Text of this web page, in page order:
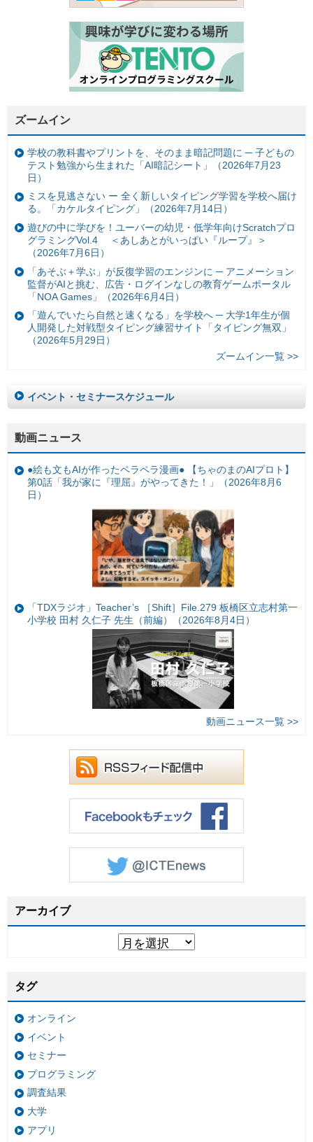
ズームイン
学校の教科書やプリントを、そのまま暗記問題に ─ 子どもの
テスト勉強から生まれた「AI暗記シート」（2026年7月23
日）
ミスを見逃さない ー 全く新しいタイピング学習を学校へ届け
る。「カケルタイピング」（2026年7月14日）
遊びの中に学びを！ユーバーの幼児・低学年向けScratchプロ
グラミングVol.4 ＜あしあとがいっぱい『ループ』＞
（2026年7月6日）
「あそぶ＋学ぶ」が反復学習のエンジンに ─ アニメーション
監督がAIと挑む、広告・ログインなしの教育ゲームポータル
「NOA Games」（2026年6月4日）
「遊んでいたら自然と速くなる」を学校へ ─ 大学1年生が個
人開発した対戦型タイピング練習サイト「タイピング無双」
（2026年5月29日）
ズームイン一覧 >>
イベント・セミナースケジュール
動画ニュース
●絵も文もAIが作ったペラペラ漫画● 【ちゃのまのAIプロト】
第0話「我が家に『理屈』がやってきた！」（2026年8月6
日）
「TDXラジオ」Teacher’s ［Shift］File.279 板橋区立志村第一
小学校 田村 久仁子 先生（前編）（2026年8月4日）
動画ニュース一覧 >>
アーカイブ
タグ
オンライン
イベント
セミナー
プログラミング
調査結果
大学
アプリ